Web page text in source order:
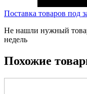
Поставка товаров под
Не нашли нужный
недель
Похожие